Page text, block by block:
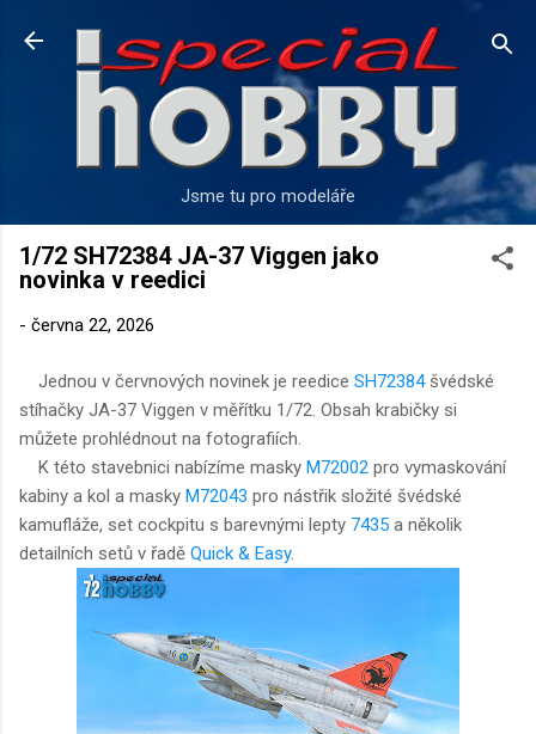
Přeskočit na hlavní obsah
Jsme tu pro modeláře
1/72 SH72384 JA-37 Viggen jako
novinka v reedici
- června 22, 2026
Jednou v červnových novinek je reedice SH72384švédské
stíhačky JA-37 Viggen v měřítku 1/72. Obsah krabičky si
můžete prohlédnout na fotografiích.
K této stavebnici nabízíme masky M72002 pro vymaskování
kabiny a kol a masky M72043 pro nástřik složité švédské
kamufláže, set cockpitu s barevnými lepty 7435 a několik
detailních setů v řadě Quick & Easy.